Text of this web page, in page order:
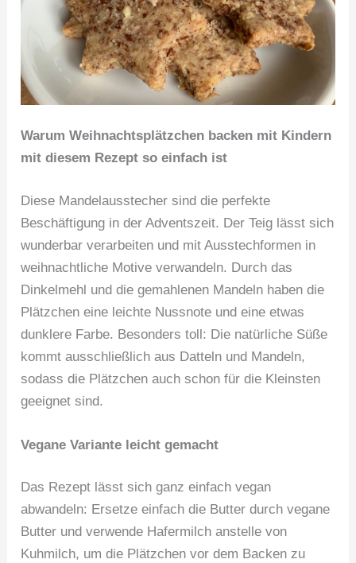
Warum Weihnachtsplätzchen backen mit Kindern
mit diesem Rezept so einfach ist
Diese Mandelausstecher sind die perfekte
Beschäftigung in der Adventszeit. Der Teig lässt sich
wunderbar verarbeiten und mit Ausstechformen in
weihnachtliche Motive verwandeln. Durch das
Dinkelmehl und die gemahlenen Mandeln haben die
Plätzchen eine leichte Nussnote und eine etwas
dunklere Farbe. Besonders toll: Die natürliche Süße
kommt ausschließlich aus Datteln und Mandeln,
sodass die Plätzchen auch schon für die Kleinsten
geeignet sind.
Vegane Variante leicht gemacht
Das Rezept lässt sich ganz einfach vegan
abwandeln: Ersetze einfach die Butter durch vegane
Butter und verwende Hafermilch anstelle von
Kuhmilch, um die Plätzchen vor dem Backen zu